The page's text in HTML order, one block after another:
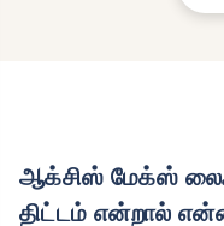
ஆக்சிஸ் மேக்ஸ் லைஃப் இன்சூரன்ஸ் 8 ஆண்டு
திட்டம் என்றால்